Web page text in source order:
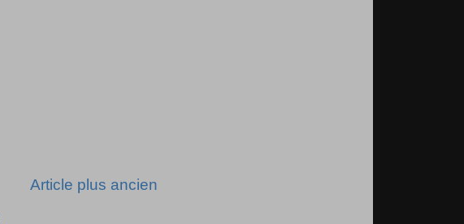
Article plus ancien